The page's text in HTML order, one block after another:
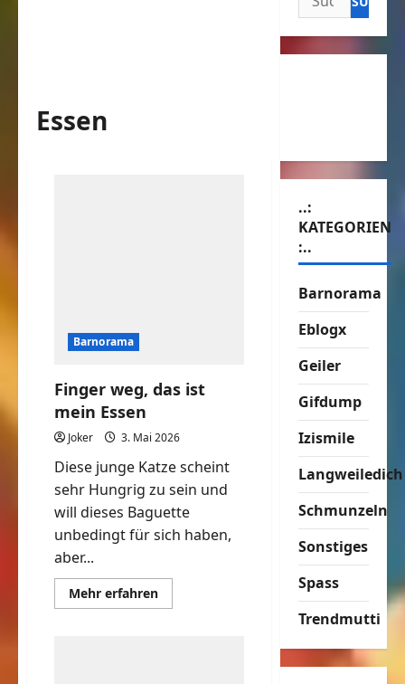
Essen
Barnorama
Finger weg, das ist
mein Essen
Joker 3. Mai 2026
Diese junge Katze scheint
sehr Hungrig zu sein und
will dieses Baguette
unbedingt für sich haben,
aber...
Mehr erfahrenMehr
Informationen
nach:
..:
KATEGORIEN
:..
Barnorama
Eblogx
Geiler
Gifdump
Izismile
Langweiledich
Schmunzeln
Sonstiges
Spass
Trendmutti